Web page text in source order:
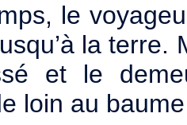
le
la terre.
et le
loin au baume